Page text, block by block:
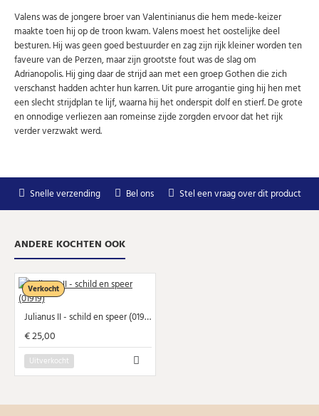
Schrijf u in voor onze gratis nieuwsbrief en ontvang
wekelijks een overzicht van de nieuwste munten en
speciale aanbiedingen.
Uw
AANMELDEN
U kunt zich op elk moment weer afmelden via de nieuwsbrief.
Uw gegevens worden niet gedeeld met derden
Valens was de jongere broer van Valentinianus die hem mede-keizer
maakte toen hij op de troon kwam. Valens moest het oostelijke deel
besturen. Hij was geen goed bestuurder en zag zijn rijk kleiner worden ten
faveure van de Perzen, maar zijn grootste fout was de slag om
Adrianopolis. Hij ging daar de strijd aan met een groep Gothen die zich
verschanst hadden achter hun karren. Uit pure arrogantie ging hij hen met
een slecht strijdplan te lijf, waarna hij het onderspit dolf en stierf. De grote
en onnodige verliezen aan romeinse zijde zorgden ervoor dat het rijk
verder verzwakt werd.
Snelle verzending Bel ons Stel een vraag over dit product
ANDERE KOCHTEN OOK
Verkocht
Julianus II - schild en speer (01919)
€ 25,00
Uitverkocht